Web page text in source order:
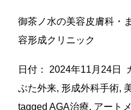
御茶ノ水の美容皮膚科・
容形成クリニック
日付： 2024年11月24日
ぶた外来, 形成外科手術,
tagged AGA治療, アート